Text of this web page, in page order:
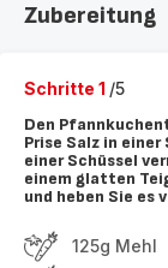
Zubereitung
Schritte 1 /5
Den
Prise Salz in
einer Schüssel
einem glatten
und heben Sie es
125g Mehl